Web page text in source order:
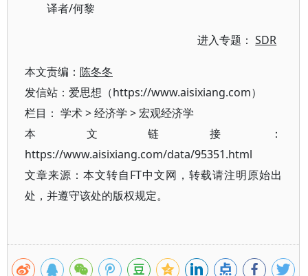
译者/何黎
进入专题：SDR
本文责编： 陈冬冬
发信站：爱思想（https://www.aisixiang.com）
栏目： 学术>经济学 >宏观经济学
本文链接：
https://www.aisixiang.com/data/95351.html
文章来源：本文转自FT中文网，转载请注明原始出
处，并遵守该处的版权规定。